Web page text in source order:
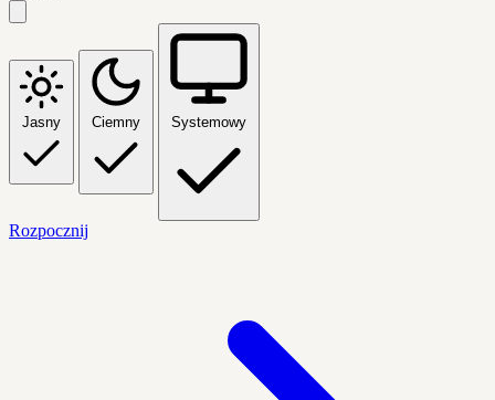
Jasny Ciemny Systemowy
Rozpocznij